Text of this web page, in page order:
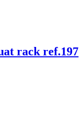
rack ref.197